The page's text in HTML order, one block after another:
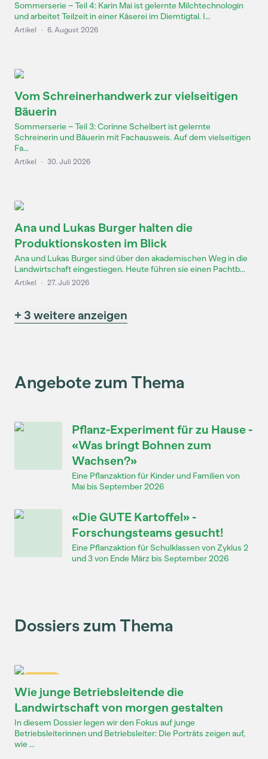
Sommerserie – Teil 4: Karin Mai ist gelernte Milchtechnologin
und arbeitet Teilzeit in einer Käserei im Diemtigtal. I...
Artikel · 6. August 2026
Vom Schreinerhandwerk zur vielseitigen
Bäuerin
Sommerserie – Teil 3: Corinne Schelbert ist gelernte
Schreinerin und Bäuerin mit Fachausweis. Auf dem vielseitigen
Fa...
Artikel · 30. Juli 2026
Ana und Lukas Burger halten die
Produktionskosten im Blick
Ana und Lukas Burger sind über den akademischen Weg in die
Landwirtschaft eingestiegen. Heute führen sie einen Pachtb...
Artikel · 27. Juli 2026
+ 3 weitere anzeigen
Angebote zum Thema
Pflanz-Experiment für zu Hause -
«Was bringt Bohnen zum
Wachsen?»
Eine Pflanzaktion für Kinder und Familien von
Mai bis September 2026
«Die GUTE Kartoffel» -
Forschungsteams gesucht!
Eine Pflanzaktion für Schulklassen von Zyklus 2
und 3 von Ende März bis September 2026
Dossiers zum Thema
Wie junge Betriebsleitende die
Landwirtschaft von morgen gestalten
In diesem Dossier legen wir den Fokus auf junge
Betriebsleiterinnen und Betriebsleiter: Die Porträts zeigen auf,
wie ...